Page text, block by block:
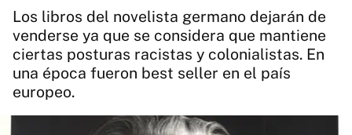
Business
Noticias
Caras
Exitoina
Gaming
Vivo
Diario del Juicio
Los libros del novelista germano dejarán de
venderse ya que se considera que mantiene
ciertas posturas racistas y colonialistas. En
una época fueron best seller en el país
europeo.